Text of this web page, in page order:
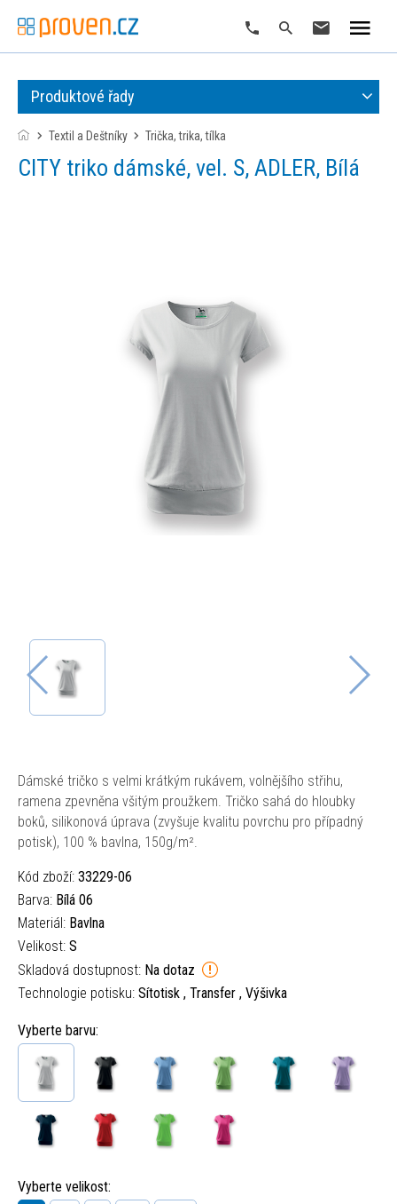
Produktové řady
Textil a Deštníky trička, trika, tílka
CITY triko dámské, vel. S, ADLER, Bílá
Dámské tričko s velmi krátkým rukávem, volnějšího střihu,
ramena zpevněna všitým proužkem. Tričko sahá do hloubky
boků, silikonová úprava (zvyšuje kvalitu povrchu pro případný
potisk), 100 % bavlna, 150g/m².
Kód zboží: 33229-06
Barva: Bílá 06
Materiál: Bavlna
Velikost: S
Skladová dostupnost: Na dotaz
Technologie potisku: Sítotisk , Transfer , Výšivka
Vyberte barvu:
Vyberte velikost: